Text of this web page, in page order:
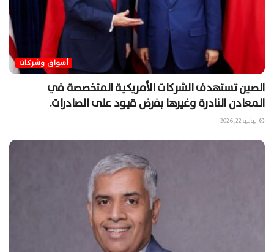
أسواق وشركات
الصين تستهدف الشركات الأمريكية المتخصصة في
المعادن النادرة وغيرها بفرض قيود على الصادرات.
يونيو 22, 2026